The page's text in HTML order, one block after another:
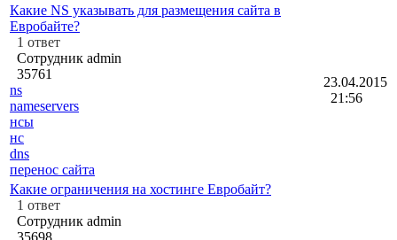
Какие NS указывать для размещения сайта в
Евробайте?
1 ответ
Сотрудник admin
35761
ns
nameservers
нсы
нс
dns
перенос сайта
23.04.2015
21:56
Какие ограничения на хостинге Евробайт?
1 ответ
Сотрудник admin
35698